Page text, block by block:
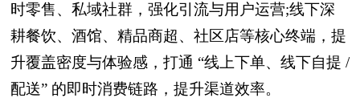
时零售、私域社群，强化引流与用户运营;线下深
耕餐饮、酒馆、精品商超、社区店等核心终端，提
升覆盖密度与体验感，打通 “线上下单、线下自提 /
配送” 的即时消费链路，提升渠道效率。